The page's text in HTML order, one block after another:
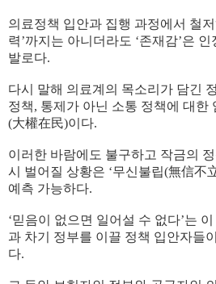
의료정책 입안과 집행 과정에서 철
력’까지는 아니더라도 ‘존재감’은
발로다.
다시 말해 의료계의 목소리가 담긴
정책, 통제가 아닌 소통 정책에 대한
(大權在民)이다.
이러한 바람에도 불구하고 작금의
시 벌어질 상황은 ‘무신불립(無信不
예측 가능하다.
‘믿음이 없으면 일어설 수 없다’는
과 차기 정부를 이끌 정책 입안자들
다.